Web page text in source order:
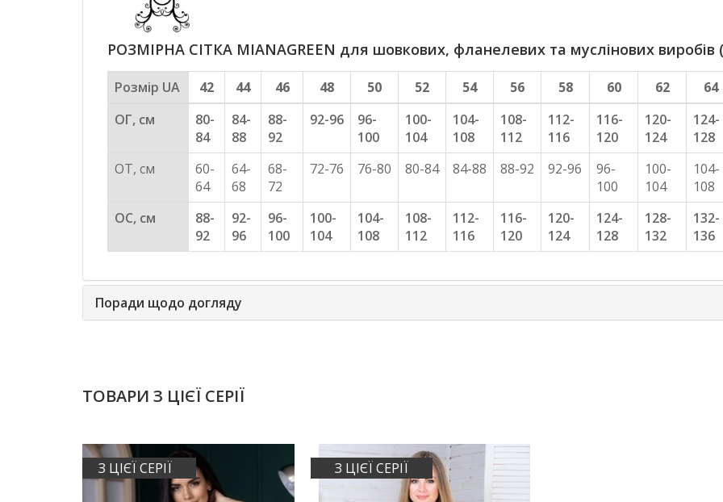
РОЗМІРНА СІТКА MIANAGREEN для шовкових, фланелевих та муслінових виробів
Розмір UA 42 44 46 48 50 52 54 56 58 60 62
64
ОГ, см
80-
84
84-
88
88-
92
92-96
96-
100
100-
104
104-
108
108-
112
112-
116
116-
120
120-
124
124-
128
ОТ, см
60-
64
64-
68
68-
72
72-76 76-80 80-84 84-88 88-92 92-96
96-
100
100-
104
104-
108
ОС, см
88-
92
92-
96
96-
100
100-
104
104-
108
108-
112
112-
116
116-
120
120-
124
124-
128
128-
132
132-
136
Поради щодо догляду
ТОВАРИ З ЦІЄЇ СЕРІЇ
З ЦІЄЇ СЕРІЇ З ЦІЄЇ СЕРІЇ